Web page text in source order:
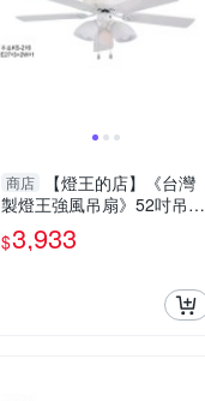
商店
【燈王的店】《台灣
製燈王強風吊扇》52吋吊扇
+吊扇燈3+1燈(馬達保固十
年) ☆KS-215+KS-216
$3,933